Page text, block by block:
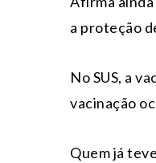
a proteção
No SUS, a
vacinação
Quem já